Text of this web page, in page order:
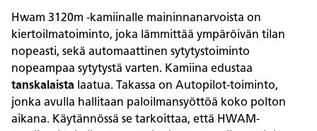
Hwam 3120m -kamiinalle maininnanarvoista on
kiertoilmatoiminto, joka lämmittää ympäröivän tilan
nopeasti, sekä automaattinen sytytystoiminto
nopeampaa sytytystä varten. Kamiina edustaa
tanskalaista laatua. Takassa on Autopilot-toiminto,
jonka avulla hallitaan paloilmansyöttöä koko polton
aikana. Käytännössä se tarkoittaa, että HWAM-